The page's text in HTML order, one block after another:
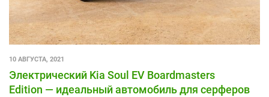
10 АВГУСТА, 2021
Электрический Kia Soul EV Boardmasters
Edition — идеальный автомобиль для серферов